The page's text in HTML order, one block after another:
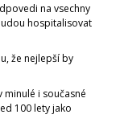
na vsechny
hospitalisovat
že nejlepší by
minulé i současné
100 lety jako